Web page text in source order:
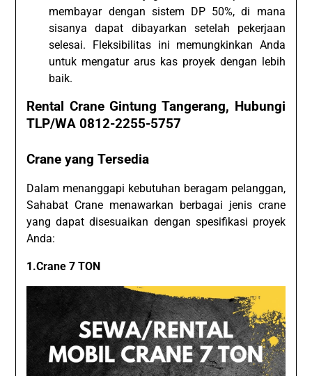
membayar dengan sistem DP 50%, di mana
sisanya dapat dibayarkan setelah pekerjaan
selesai. Fleksibilitas ini memungkinkan Anda
untuk mengatur arus kas proyek dengan lebih
baik.
Rental Crane Gintung Tangerang, Hubungi
TLP/WA 0812-2255-5757
Crane yang Tersedia
Dalam menanggapi kebutuhan beragam pelanggan,
Sahabat Crane menawarkan berbagai jenis crane
yang dapat disesuaikan dengan spesifikasi proyek
Anda:
1.Crane 7 TON